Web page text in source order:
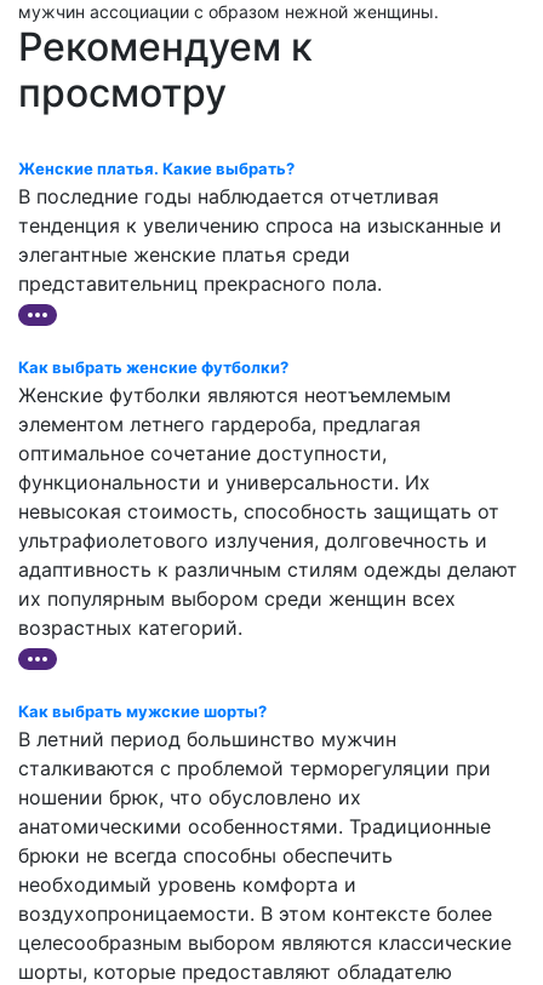
мужчин ассоциации с образом нежной женщины.
Рекомендуем к
просмотру
Женские платья. Какие выбрать?
В последние годы наблюдается отчетливая
тенденция к увеличению спроса на изысканные и
элегантные женские платья среди
представительниц прекрасного пола.
Как выбрать женские футболки?
Женские футболки являются неотъемлемым
элементом летнего гардероба, предлагая
оптимальное сочетание доступности,
функциональности и универсальности. Их
невысокая стоимость, способность защищать от
ультрафиолетового излучения, долговечность и
адаптивность к различным стилям одежды делают
их популярным выбором среди женщин всех
возрастных категорий.
Как выбрать мужские шорты?
В летний период большинство мужчин
сталкиваются с проблемой терморегуляции при
ношении брюк, что обусловлено их
анатомическими особенностями. Традиционные
брюки не всегда способны обеспечить
необходимый уровень комфорта и
воздухопроницаемости. В этом контексте более
целесообразным выбором являются классические
шорты, которые предоставляют обладателю